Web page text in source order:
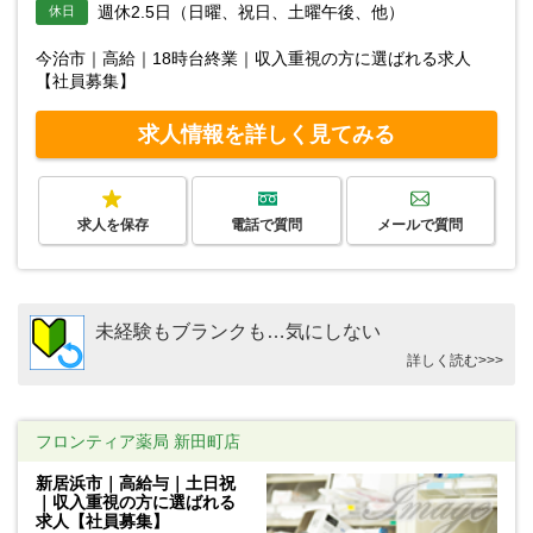
休日 週休2.5日（日曜、祝日、土曜午後、他）
今治市｜高給｜18時台終業｜収入重視の方に選ばれる求人
【社員募集】
求人情報を詳しく見てみる
求人を保存 電話で質問 メールで質問
未経験もブランクも…気にしない
詳しく読む>>>
フロンティア薬局 新田町店
新居浜市｜高給与｜土日祝
｜収入重視の方に選ばれる
求人【社員募集】